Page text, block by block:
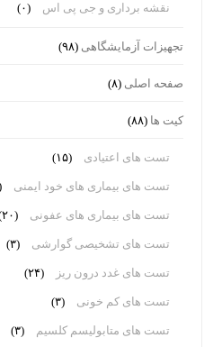
نقشه برداری و جی پی اس (۰)
تجهیزات آزمایشگاهی (۹۸)
صفحه اصلی (۸)
کیت ها (۸۸)
تست های اعتیادی (۱۵)
تست های بیماری های خود ایمنی
تست های بیماری های عفونی (۲۰)
تست های تشخیصی گوارشی (۳)
تست های غدد درون ریز (۲۴)
تست های کم خونی (۳)
تست های متابولیسم کلسیم (۳)